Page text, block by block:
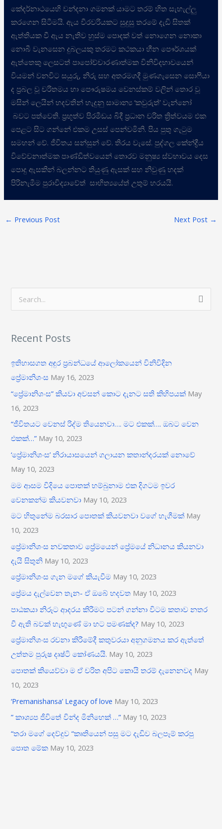
කේදර්නාථයෙහි වන්දනා ගමනක් යාමට තරම් හිත සැහැල්ලු
කරගෙන සිටීමයි. ඇය වීරවරියකට සුදුසු තරමේ දැඩි සිතක්
ඇත්තියක වී ඇය නැතිව හුස්ම පොදක් වත් නොගෙන නොකා
නොබී වැනසෙන දුබලයකු තරමට කථකයා හීන පෞර්ශයක්
ඇත්තෙකු ලෙසටත් පාපෝච්චාරණාත්මක විනිවිදභාවයෙන්
වියමන් වනවිට සයුරු, නිරු සහ අතරමගදී මුණගැසෙන සොෆියා
ද ප්‍රබල වූ චරිතමය හා පෞරුෂමය වෙනස්කම් වලින් තොර වූ
මසින් ලෙයින් හදවතින් හැදුනු සාමාන්‍ය ‘කවුරුත්’ වැන්නෝ
බවට පත්වෙති. ප්‍රභූත්ව පිරමීඩය බිදී ප්‍රධාන චරිත ත්‍රිත්වයම එක
පෙළට සිට ගන්නේ එකම උසස් පෙන්වමිනි. පිය පුතු ගැටුම
සමහන් වේ. ජීවිතය සන්සුන් වේ. තිරය වැසේ. පුද්ගල කේන්ද්‍රීය
විවේචනාත්මක පාණ්ඩිත්වයෙන් තොරව මනුෂ්‍ය ස්වභාවය දෙස
පොදු ඇසකින් බලන්නට තියුණු ඇසක් සහ නිවුණු හදක්
පිරිනැමීම පුරාවිද්‍යාවේත් සාහිත්‍යයේත් උතුම් හරයයි.
← Previous Post Next Post →
rRecent Posts
ඉතිහාසගත අඳුර ප‍්‍රබන්ධයේ ආලෝකයෙන් විනිවිදින
ප්‍රේමානිශංස May 16, 2023
“ප්‍රේමානිශංස” කියවා අවසන් කොට දැනට සති කිහිපයක් May
16, 2023
“ජීවිතයට වෙනස් රිද්ම තියෙනවා…. මට එකක්…. ඔබට වෙන
එකක්…” May 10, 2023
‘ප්‍රේමානිශංස’ නිරායාසයෙන් ගලායන කතාන්දරයක් නොවේ
May 10, 2023
මම ආසම විදියෙ පොතක් හම්බුනාම එක දිගටම ඉවර
වෙනකන්ම කියවනවා May 10, 2023
මට හිතුනේම බරසාර පොතක් කියවනවා වගේ හැගීමක් May
10, 2023
ප්‍රේමානිශංස නවකතාව ප්‍රේමයෙන් ප්‍රේමයේ නිධානය කියනවා
දැයි සිතුනි May 10, 2023
ප්‍රේමානිශංස ගැන මගේ කියැවීම May 10, 2023
ප්‍රේමය දැල්වෙන තැන- ඒ ඔබේ හදවත May 10, 2023
පාඨකයා නිරූට ආදරය කිරීමට පටන් ගන්නා විටම කතාව නතර
වී ඇති බවක් හැඟුණේ මා හට පමණක්ද? May 10, 2023
ප්‍රේමානිශංස රචනා කිරීමේදී කතුවරයා අනුගමනය කර ඇත්තේ
උත්තම පුරුෂ දෘෂ්ටි කෝණයයි. May 10, 2023
පොතක් කියෙව්වා ම ඒ චරිත අපිට කොයි තරම් දැනෙනවද May
10, 2023
‘Premanishansa’ Legacy of love May 10, 2023
” කාශ්‍යප ජීවිතේ වින්ද මිනිහෙක් …” May 10, 2023
“තරා මගේ දෙව්දුව “කෘතියෙන් පසු මට දැඩිව බලපෑම් කරපු
පොත මේක May 10, 2023